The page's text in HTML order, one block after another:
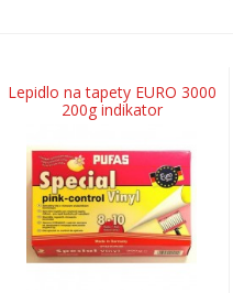
Lepidlo na tapety EURO 3000
200g indikator